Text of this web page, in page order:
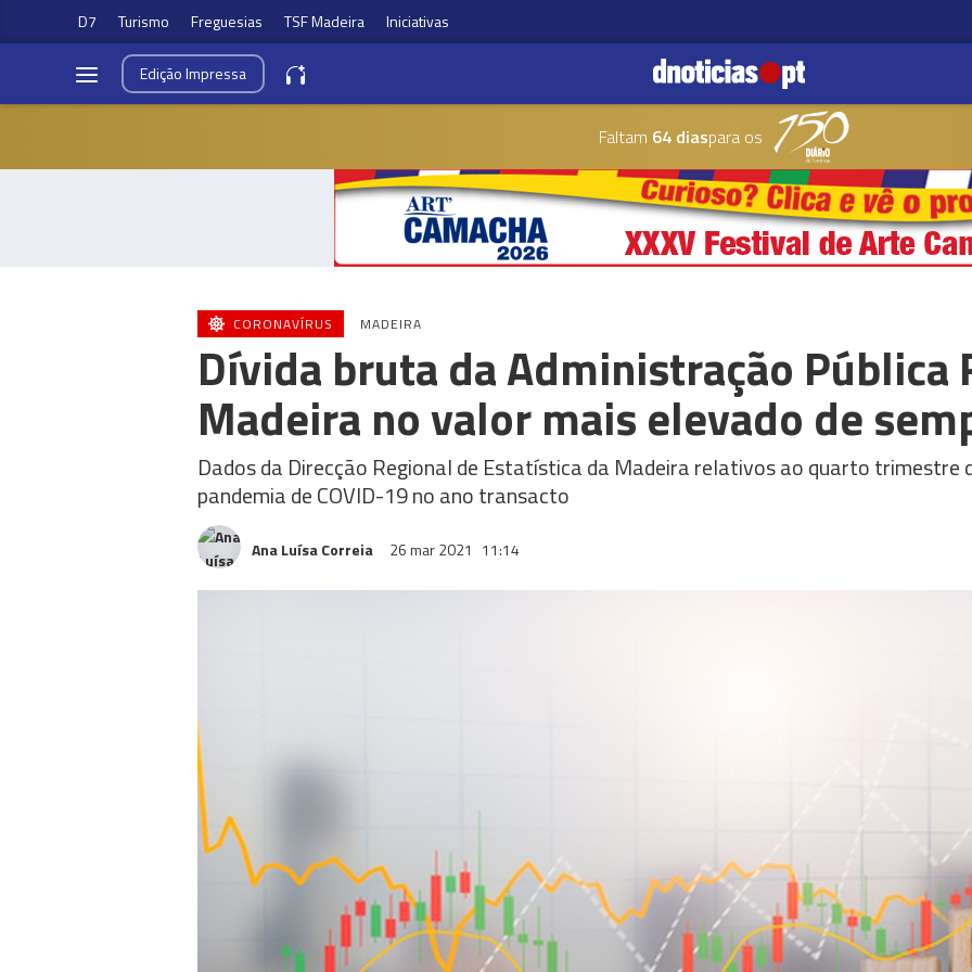
D7 Turismo Freguesias TSF Madeira Iniciativas
EdiçãoImpressa
Faltam 64 diaspara os
CORONAVÍRUS MADEIRA
Dívida bruta da Administração Pública
Madeira no valor mais elevado de
Dados da Direcção Regional de Estatística da Madeira relativos ao quarto trimestre
pandemia de COVID-19 no ano transacto
Ana Luísa Correia 26 mar 2021 11:14